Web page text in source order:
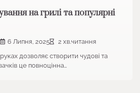
на грилі та популярні
6 Липня, 2025
2 хв.читання
дозволяє створити чудові та
це повноцінна…